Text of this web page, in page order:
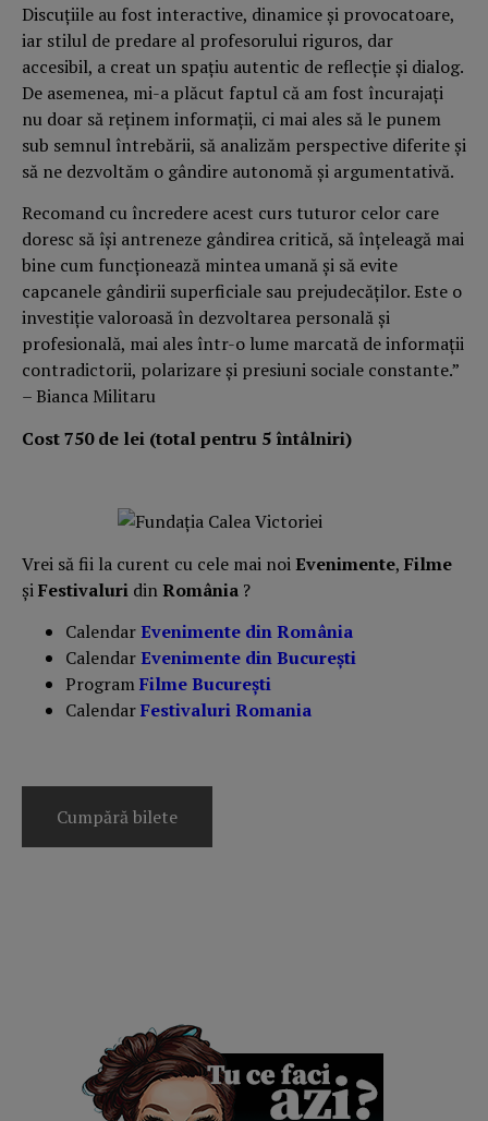
Discuţiile au fost interactive, dinamice şi provocatoare,
iar stilul de predare al profesorului riguros, dar
accesibil, a creat un spaţiu autentic de reflecţie şi dialog.
De asemenea, mi-a plăcut faptul că am fost încurajaţi
nu doar să reţinem informaţii, ci mai ales să le punem
sub semnul întrebării, să analizăm perspective diferite şi
să ne dezvoltăm o gândire autonomă şi argumentativă.
Recomand cu încredere acest curs tuturor celor care
doresc să îşi antreneze gândirea critică, să înţeleagă mai
bine cum funcţionează mintea umană şi să evite
capcanele gândirii superficiale sau prejudecăţilor. Este o
investiţie valoroasă în dezvoltarea personală şi
profesională, mai ales într-o lume marcată de informaţii
contradictorii, polarizare şi presiuni sociale constante.”
– Bianca Militaru
Cost 750 de lei (total pentru 5 întâlniri)
Vrei să fii la curent cu cele mai noiEvenimente, Filme
șiFestivaluri dinRomânia ?
CalendarEvenimente din România
CalendarEvenimente din București
ProgramFilme București
CalendarFestivaluri Romania
Cumpără bilete